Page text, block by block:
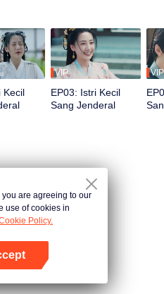
Kecil
VIP
EP03: Istri Kecil
Sang Jenderal
VIP
you are agreeing to our
use of cookies in
Policy.